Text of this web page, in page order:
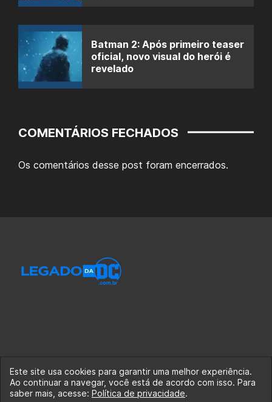
Batman 2: Após primeiro teaser
oficial, novo visual do herói é
revelado
COMENTÁRIOS FECHADOS
Os comentários desse post foram encerrados.
© 2020-2026 Legado da DC, uma empresa da Legado
Enterprises.
Este site usa cookies para garantir uma melhor experiência.
Ao continuar a navegar, você está de acordo com isso. Para
saber mais, acesse: Política de privacidade.